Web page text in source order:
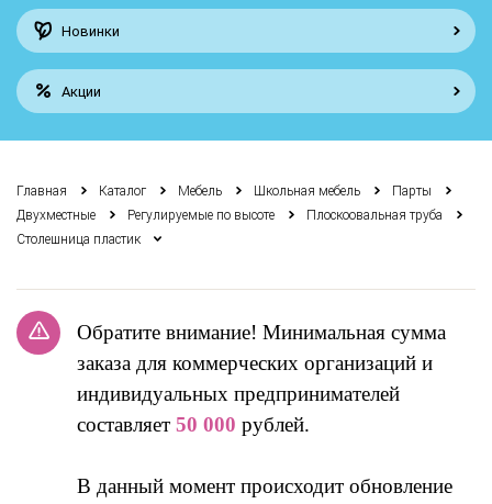
Новинки
Акции
Главная Каталог Мебель Школьная мебель
Парты
Двухместные
Регулируемые по высоте
Плоскоовальная труба
Столешница пластик
Обратите внимание! Минимальная сумма
заказа для коммерческих организаций и
индивидуальных предпринимателей
составляет 50 000 рублей.
В данный момент происходит обновление